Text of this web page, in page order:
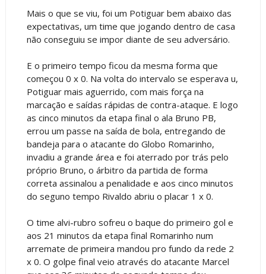
Mais o que se viu, foi um Potiguar bem abaixo das
expectativas, um time que jogando dentro de casa
não conseguiu se impor diante de seu adversário.
E o primeiro tempo ficou da mesma forma que
começou 0 x 0. Na volta do intervalo se esperava u,
Potiguar mais aguerrido, com mais força na
marcação e saídas rápidas de contra-ataque. E logo
as cinco minutos da etapa final o ala Bruno PB,
errou um passe na saída de bola, entregando de
bandeja para o atacante do Globo Romarinho,
invadiu a grande área e foi aterrado por trás pelo
próprio Bruno, o árbitro da partida de forma
correta assinalou a penalidade e aos cinco minutos
do seguno tempo Rivaldo abriu o placar 1 x 0.
O time alvi-rubro sofreu o baque do primeiro gol e
aos 21 minutos da etapa final Romarinho num
arremate de primeira mandou pro fundo da rede 2
x 0. O golpe final veio através do atacante Marcel